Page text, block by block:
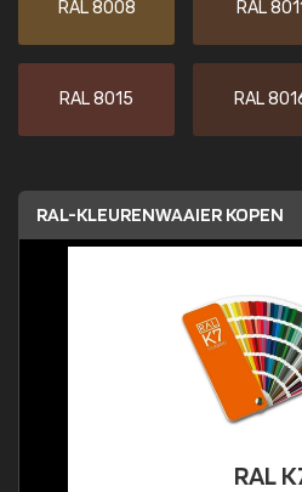
RAL 8008 RAL
RAL 8015 RAL
RAL-KLEURENWAAIER KOPEN
RAL